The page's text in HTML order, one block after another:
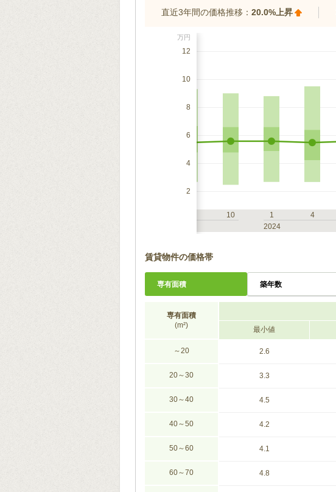
直近3年間の価格推移： 20.0%上昇
万円
12
10
8
6
4
2
10
1 4
2024
賃貸物件の価格帯
専有面積 築年数
専有面積
(m²)
最小値
～20 2.6
20～30 3.3
30～40 4.5
40～50 4.2
50～60 4.1
60～70 4.8